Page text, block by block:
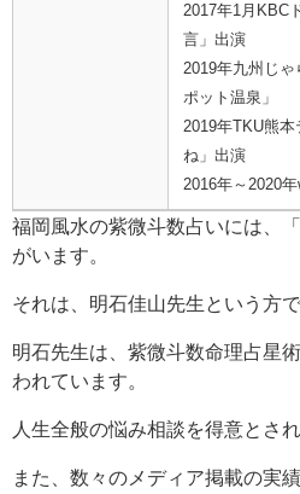
2017年1月KBC
言」出演
2019年九州じ
ポット温泉」
2019年TKU熊
ね」出演
2016年～2020
福岡風水の紫微斗数占いには、
がいます。
それは、明石佳山先生という方で
明石先生は、紫微斗数命理占星
われています。
人生全般の悩み相談を得意とさ
また、数々のメディア掲載の実